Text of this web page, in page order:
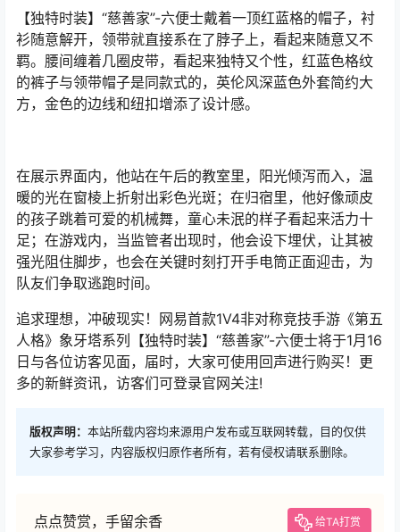
【独特时装】“慈善家”-六便士戴着一顶红蓝格的帽子，衬
衫随意解开，领带就直接系在了脖子上，看起来随意又不
羁。腰间缠着几圈皮带，看起来独特又个性，红蓝色格纹
的裤子与领带帽子是同款式的，英伦风深蓝色外套简约大
方，金色的边线和纽扣增添了设计感。
在展示界面内，他站在午后的教室里，阳光倾泻而入，温
暖的光在窗棱上折射出彩色光斑；在归宿里，他好像顽皮
的孩子跳着可爱的机械舞，童心未泯的样子看起来活力十
足；在游戏内，当监管者出现时，他会设下埋伏，让其被
强光阻住脚步，也会在关键时刻打开手电筒正面迎击，为
队友们争取逃跑时间。
追求理想，冲破现实！网易首款1V4非对称竞技手游《第五
人格》象牙塔系列【独特时装】“慈善家”-六便士将于1月16
日与各位访客见面，届时，大家可使用回声进行购买！更
多的新鲜资讯，访客们可登录官网关注!
版权声明： 本站所载内容均来源用户发布或互联网转载，目的仅供
大家参考学习，内容版权归原作者所有，若有侵权请联系删除。
点点赞赏，手留余香 给TA打赏